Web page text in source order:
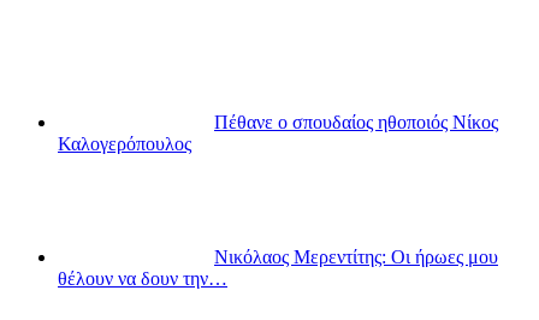
Πέθανε ο σπουδαίος ηθοποιός Νίκος
Καλογερόπουλος
Νικόλαος Μερεντίτης: Οι ήρωες μου
θέλουν να δουν την…